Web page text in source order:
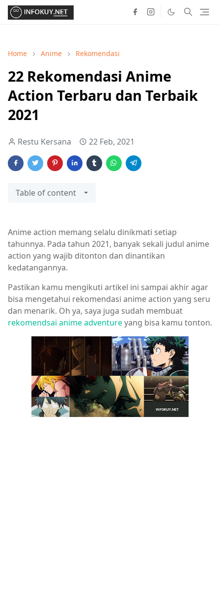
Home Anime Rekomendasi
22 Rekomendasi Anime
Action Terbaru dan Terbaik
2021
Restu Kersana 22 Feb, 2021
Table of content
Anime action memang selalu dinikmati setiap
tahunnya. Pada tahun 2021, banyak sekali judul anime
action yang wajib ditonton dan dinantikan
kedatangannya.
Pastikan kamu mengikuti artikel ini sampai akhir agar
bisa mengetahui rekomendasi anime action yang seru
dan menarik. Oh ya, saya juga sudah membuat
rekomendsai anime adventureyang bisa kamu tonton.